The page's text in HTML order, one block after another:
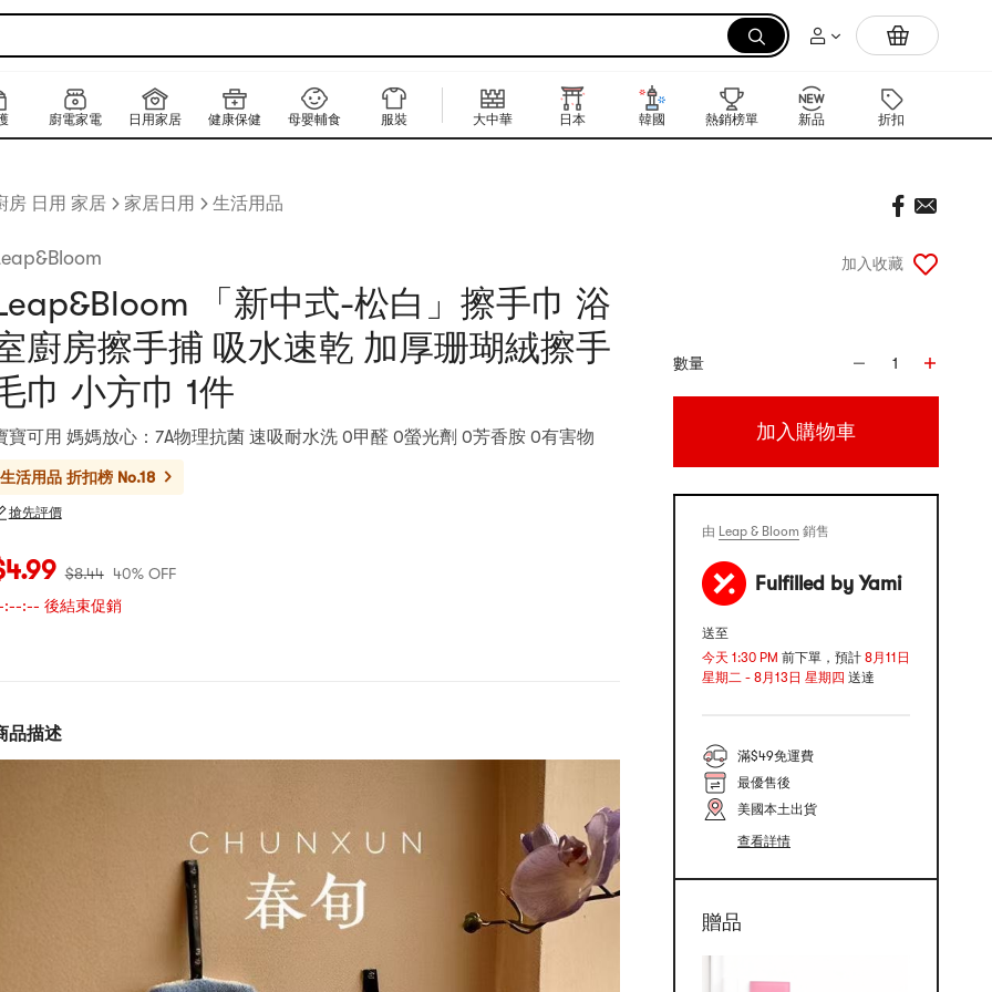
拉麵
廚電家電 日用家居 健康保健 母嬰輔食 服裝 大中華 日本 韓國 熱銷榜單 新品 折扣
房 日用 家居 家居日用 生活用品
「新中式-松白」擦手巾 浴
廚房擦手捕 吸水速乾 加厚珊瑚絨擦手
巾 小方巾 1件
寶可用 媽媽放心：7A物理抗菌 速吸耐水洗 0甲醛 0螢光劑 0芳香胺 0有害物
生活用品折扣榜 No.18
搶先評價
前價格：$4.99
4.99 $8.44 40% OFF
:--:-- 後結束促銷
品描述
加入收藏
數量 1
加入購物車
由 Leap & Bloom 銷售
Fulfilled by Yami
送至
今天 1:30 PM 前下單，預計 8月11日
星期二 - 8月13日 星期四 送達
滿$49免運費
最優售後
美國本土出貨
查看詳情
贈品